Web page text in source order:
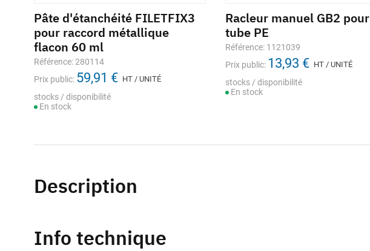
Pâte d'étanchéité FILETFIX3
pour raccord métallique
flacon 60 ml
Référence: 280114
Prix public: 59,91 € HT / UNITÉ
stocks / disponibilité
En stock
Racleur manuel GB2 pour
tube PE
Référence: 1121039
Prix public: 13,93 € HT / UNITÉ
stocks / disponibilité
En stock
Description
Info technique